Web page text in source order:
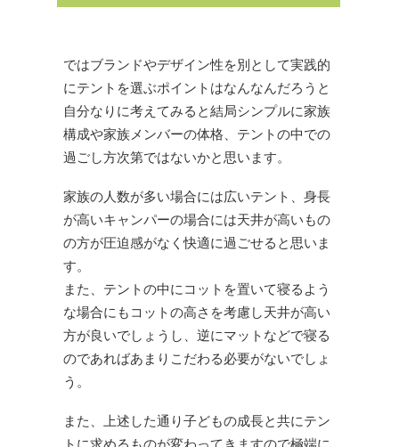
ではブランドやデザイン性を別として実践的
にテントを選ぶポイントはなんなんだろうと
自分なりに考えてみると結局シンプルに家族
構成や家族メンバーの体格、テントの中での
過ごし方次第ではないかと思います。
家族の人数が多い場合には広いテント、身長
が高いキャンパーの場合には天井が高いもの
の方が圧迫感がなく快適に過ごせると思いま
す。
また、テントの中にコットを置いて寝るよう
な場合にもコットの高さを考慮し天井が高い
方が良いでしょうし、逆にマットなどで寝る
のであればあまりこだわる必要がないでしょ
う。
また、上述した通り子どもの成長と共にテン
トに求めるものが変わってきますので極端に